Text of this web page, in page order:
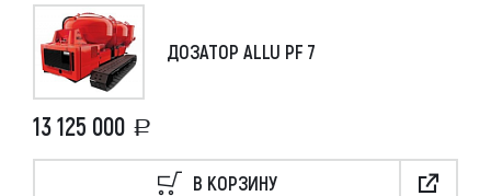
ДОЗАТОР ALLU PF 7
13 125 000
В КОРЗИНУ